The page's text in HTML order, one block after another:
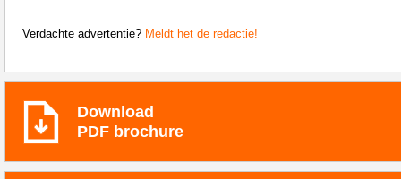
Verdachte advertentie? Meldt het de redactie!
Download
PDF brochure